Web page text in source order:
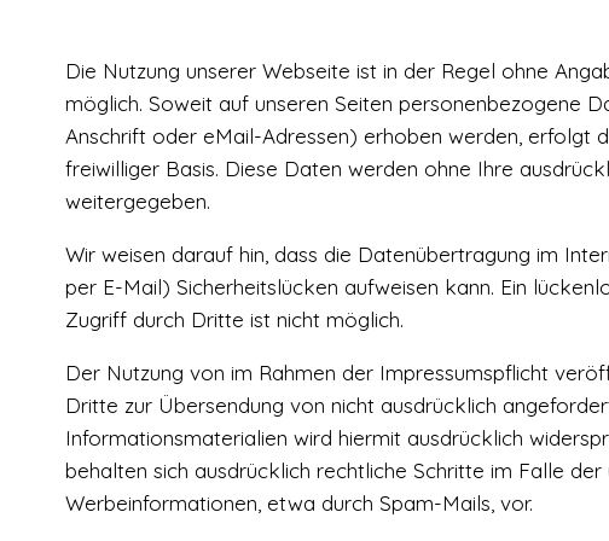
Die Nutzung unserer Webseite ist in der Regel ohne
möglich. Soweit auf unseren Seiten personenbezogene
Anschrift oder eMail-Adressen) erhoben werden, erfolgt
freiwilliger Basis. Diese Daten werden ohne Ihre
weitergegeben.
Wir weisen darauf hin, dass die Datenübertragung im
per E-Mail) Sicherheitslücken aufweisen kann. Ein
Zugriff durch Dritte ist nicht möglich.
Der Nutzung von im Rahmen der Impressumspflicht
Dritte zur Übersendung von nicht ausdrücklich
Informationsmaterialien wird hiermit ausdrücklich
behalten sich ausdrücklich rechtliche Schritte im Falle
Werbeinformationen, etwa durch Spam-Mails, vor.